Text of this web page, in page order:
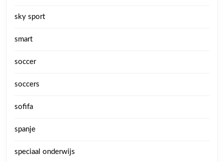
sky sport
smart
soccer
soccers
sofifa
spanje
speciaal onderwijs